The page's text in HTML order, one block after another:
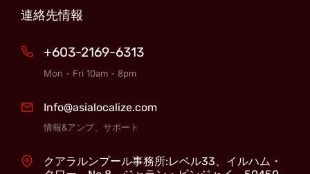
連絡先情報
+603-2169-6313
Mon - Fri 10am - 8pm
Info@asialocalize.com
情報&アンプ、サポート
クアラルンプール事務所:レベル33、イルハム・